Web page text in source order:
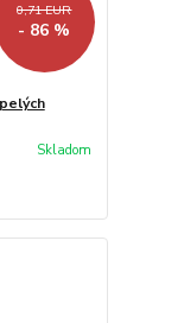
0,71 EUR
- 86 %
Skladom